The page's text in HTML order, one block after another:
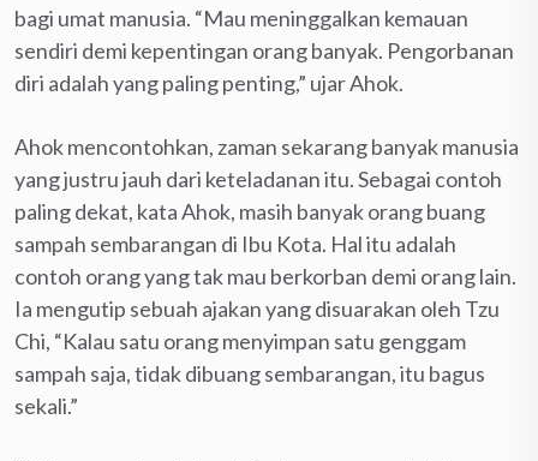
bagi umat manusia. “Mau meninggalkan kemauan
sendiri demi kepentingan orang banyak. Pengorbanan
diri adalah yang paling penting,” ujar Ahok.
Ahok mencontohkan, zaman sekarang banyak manusia
yang justru jauh dari keteladanan itu. Sebagai contoh
paling dekat, kata Ahok, masih banyak orang buang
sampah sembarangan di Ibu Kota. Hal itu adalah
contoh orang yang tak mau berkorban demi orang lain.
Ia mengutip sebuah ajakan yang disuarakan oleh Tzu
Chi, “Kalau satu orang menyimpan satu genggam
sampah saja, tidak dibuang sembarangan, itu bagus
sekali.”